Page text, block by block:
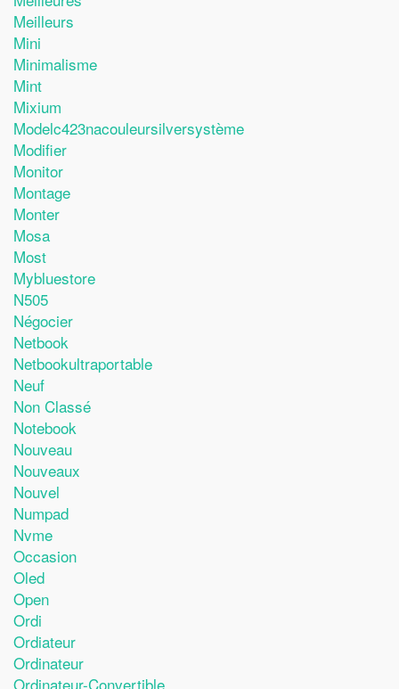
Meilleurs
Mini
Minimalisme
Mint
Mixium
Modelc423nacouleursilversystème
Modifier
Monitor
Montage
Monter
Mosa
Most
Mybluestore
N505
Négocier
Netbook
Netbookultraportable
Neuf
Non Classé
Notebook
Nouveau
Nouveaux
Nouvel
Numpad
Nvme
Occasion
Oled
Open
Ordi
Ordiateur
Ordinateur
Ordinateur-Convertible